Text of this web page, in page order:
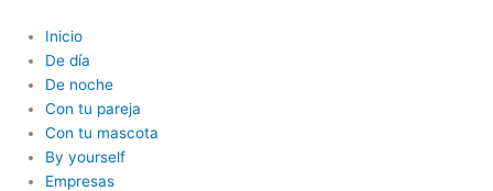
contenido
Inicio
De día
De noche
Con tu pareja
Con tu mascota
By yourself
Empresas